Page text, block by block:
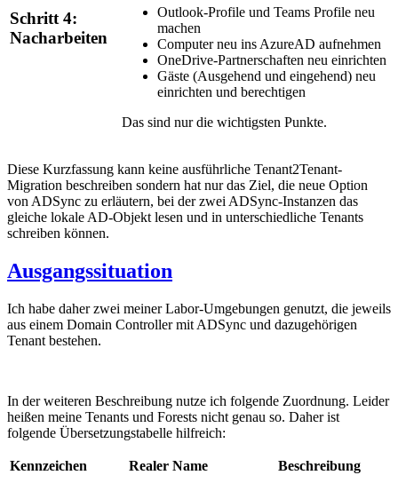
Schritt 4:
Nacharbeiten
Outlook-Profile und Teams Profile neu
machen
Computer neu ins AzureAD aufnehmen
OneDrive-Partnerschaften neu einrichten
Gäste (Ausgehend und eingehend) neu
einrichten und berechtigen
Das sind nur die wichtigsten Punkte.
Diese Kurzfassung kann keine ausführliche Tenant2Tenant-
Migration beschreiben sondern hat nur das Ziel, die neue Option
von ADSync zu erläutern, bei der zwei ADSync-Instanzen das
gleiche lokale AD-Objekt lesen und in unterschiedliche Tenants
schreiben können.
Ausgangssituation
Ich habe daher zwei meiner Labor-Umgebungen genutzt, die jeweils
aus einem Domain Controller mit ADSync und dazugehörigen
Tenant bestehen.
In der weiteren Beschreibung nutze ich folgende Zuordnung. Leider
heißen meine Tenants und Forests nicht genau so. Daher ist
folgende Übersetzungstabelle hilfreich:
Kennzeichen Realer Name Beschreibung